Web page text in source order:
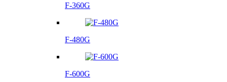
F-360G
F-480G
F-600G